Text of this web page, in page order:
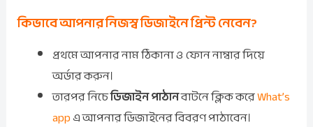
কিভাবে আপনার নিজস্ব ডিজাইনে প্রিন্ট নেবেন?
প্রথমে আপনার নাম ঠিকানা ও ফোন নাম্বার দিয়ে
অর্ডার করুন।
তারপর নিচেডিজাইন পাঠানবাটনে ক্লিক করেWhat’s
appএ আপনার ডিজাইনের বিবরণ পাঠাবেন।